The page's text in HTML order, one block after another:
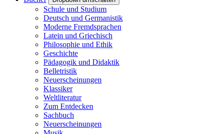
Schule und Studium
Deutsch und Germanistik
Moderne Fremdsprachen
Latein und Griechisch
Philosophie und Ethik
Geschichte
Pädagogik und Didaktik
Belletristik
Neuerscheinungen
Klassiker
Weltliteratur
Zum Entdecken
Sachbuch
Neuerscheinungen